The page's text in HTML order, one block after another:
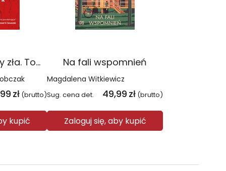
Czerwień. Kolory zła. Tom 1 wyd. 2025
zł (brutto)
kupić
Na fali wspomnień
Magdalena Witkiewicz
Sug. cena det. 49,99 zł (brutto)
Zaloguj się, aby kupić